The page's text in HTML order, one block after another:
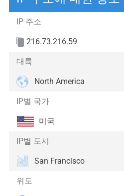
IP 주소
216.73.216.59
대륙
North America
IP별 국가
미국
IP별 도시
San Francisco
위도